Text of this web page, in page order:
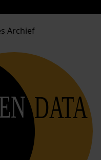
Archief
DATA